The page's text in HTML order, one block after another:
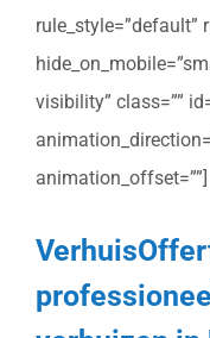
rule_style=”default”
visibility” class=””
animation_offset=””]